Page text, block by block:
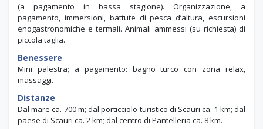
(a pagamento in bassa stagione). Organizzazione, a
pagamento, immersioni, battute di pesca d’altura, escursioni
enogastronomiche e termali. Animali ammessi (su richiesta) di
piccola taglia.
Benessere
Mini palestra; a pagamento: bagno turco con zona relax,
massaggi.
Distanze
Dal mare ca. 700 m; dal porticciolo turistico di Scauri ca. 1 km; dal
paese di Scauri ca. 2 km; dal centro di Pantelleria ca. 8 km.